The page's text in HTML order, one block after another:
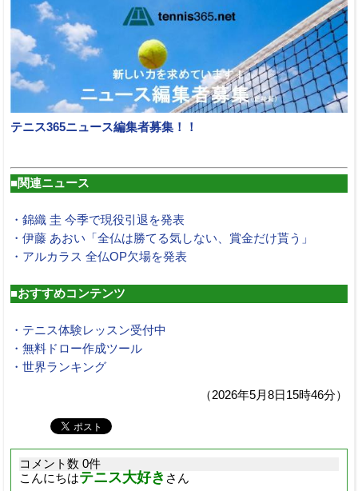
テニス365ニュース編集者募集！！
■関連ニュース
・錦織 圭 今季で現役引退を発表
・伊藤 あおい「全仏は勝てる気しない、賞金だけ貰う」
・アルカラス 全仏OP欠場を発表
■おすすめコンテンツ
・テニス体験レッスン受付中
・無料ドロー作成ツール
・世界ランキング
（2026年5月8日15時46分）
コメント数 0件
こんにちはテニス大好き さん